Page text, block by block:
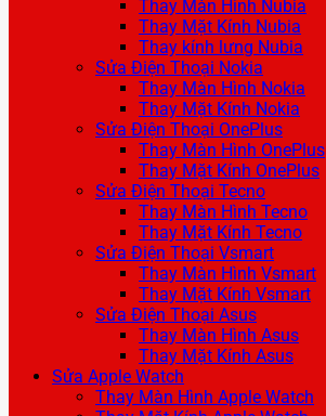
Thay Màn Hình Nubia
Thay Mặt Kính Nubia
Thay kính lưng Nubia
Sửa Điện Thoại Nokia
Thay Màn Hình Nokia
Thay Mặt Kính Nokia
Sửa Điện Thoại OnePlus
Thay Màn Hình OnePlus
Thay Mặt Kính OnePlus
Sửa Điện Thoại Tecno
Thay Màn Hình Tecno
Thay Mặt Kính Tecno
Sửa Điện Thoại Vsmart
Thay Màn Hình Vsmart
Thay Mặt Kính Vsmart
Sửa Điện Thoại Asus
Thay Màn Hình Asus
Thay Mặt Kính Asus
Sửa Apple Watch
Thay Màn Hình Apple Watch